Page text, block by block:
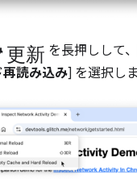
更新 を長押しして
読み込み] を選択しま